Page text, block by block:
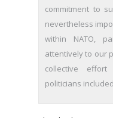
commitment to
nevertheless
within NATO,
attentively to our
collective
politicians